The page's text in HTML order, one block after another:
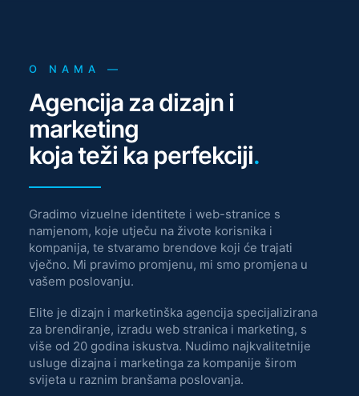
O NAMA —
Agencija za dizajn i
marketing
koja teži ka perfekciji.
Gradimo vizuelne identitete i web-stranice s
namjenom, koje utječu na živote korisnika i
kompanija, te stvaramo brendove koji će trajati
vječno. Mi pravimo promjenu, mi smo promjena u
vašem poslovanju.
Elite je dizajn i marketinška agencija specijalizirana
za brendiranje, izradu web stranica i marketing, s
više od 20 godina iskustva. Nudimo najkvalitetnije
usluge dizajna i marketinga za kompanije širom
svijeta u raznim branšama poslovanja.